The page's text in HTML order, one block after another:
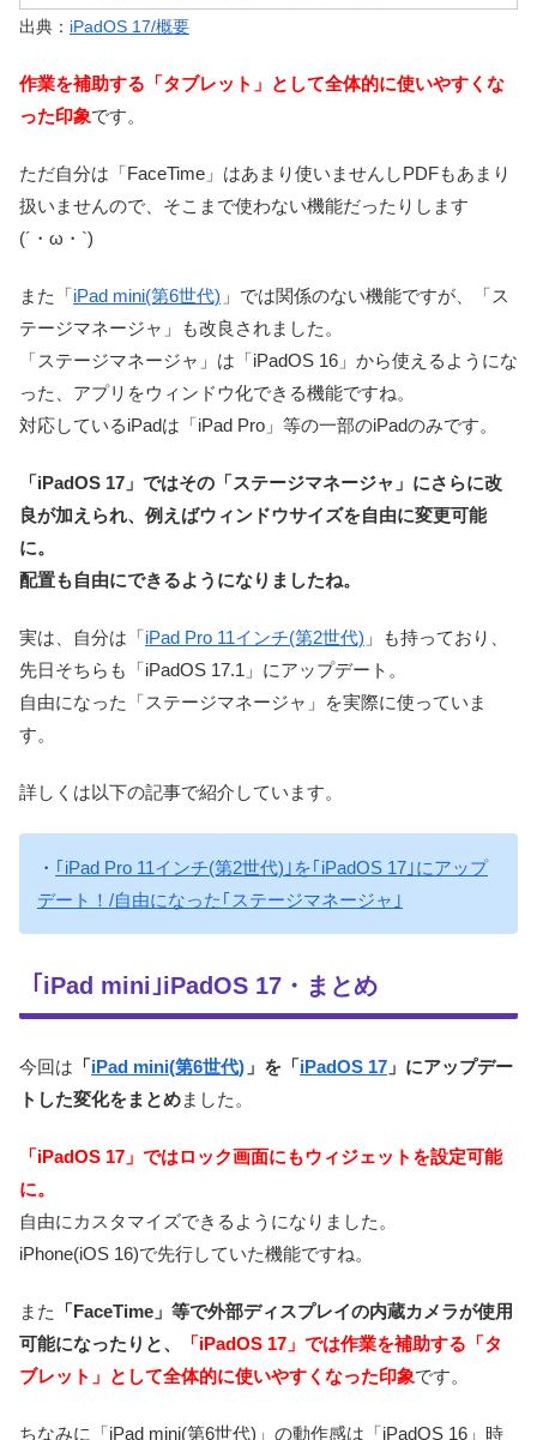
出典： iPadOS 17/概要
作業を補助する「タブレット」として全体的に使いやすくな
った印象です。
ただ自分は「FaceTime」はあまり使いませんしPDFもあまり
扱いませんので、そこまで使わない機能だったりします
(´・ω・`)
また「 iPad mini(第6世代) 」では関係のない機能ですが、「ス
テージマネージャ」も改良されました。
「ステージマネージャ」は「iPadOS 16」から使えるようにな
った、アプリをウィンドウ化できる機能ですね。
対応しているiPadは「iPad Pro」等の一部のiPadのみです。
「iPadOS 17」ではその「ステージマネージャ」にさらに改
良が加えられ、例えばウィンドウサイズを自由に変更可能
に。
配置も自由にできるようになりましたね。
実は、自分は「 iPad Pro 11インチ(第2世代) 」も持っており、
先日そちらも「iPadOS 17.1」にアップデート。
自由になった「ステージマネージャ」を実際に使っていま
す。
詳しくは以下の記事で紹介しています。
・ ｢iPad Pro 11インチ(第2世代)｣を｢iPadOS 17｣にアップ
デート！/自由になった｢ステージマネージャ｣
｢iPad mini｣iPadOS 17・まとめ
今回は 「iPad mini(第6世代) 」を「iPadOS 17 」にアップデー
トした変化をまとめました。
「iPadOS 17」ではロック画面にもウィジェットを設定可能
に。
自由にカスタマイズできるようになりました。
iPhone(iOS 16)で先行していた機能ですね。
また
「FaceTime」等で外部ディスプレイの内蔵カメラが使用
可能になったりと、
「iPadOS 17」では作業を補助する「タ
ブレット」として全体的に使いやすくなった印象です。
ちなみに「iPad mini(第6世代)」の動作感は「iPadOS 16」時